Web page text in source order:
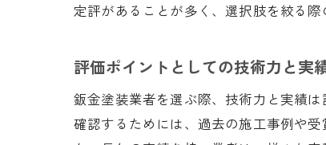
定評があることが多く、選択肢を絞る際
評価ポイントとしての技術力と実
鈑金塗装業者を選ぶ際、技術力と実績
確認するためには、過去の施工事例や